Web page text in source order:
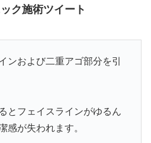
ク施術ツイート
ンおよび二重アゴ部分を引
とフェイスラインがゆるん
感が失われます。